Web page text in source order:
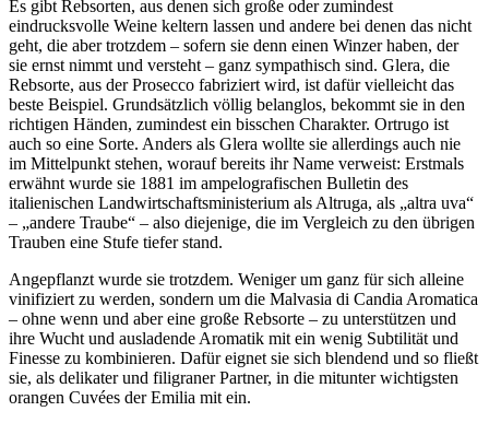
Es gibt Rebsorten, aus denen sich große oder zumindest
eindrucksvolle Weine keltern lassen und andere bei denen das nicht
geht, die aber trotzdem – sofern sie denn einen Winzer haben, der
sie ernst nimmt und versteht – ganz sympathisch sind. Glera, die
Rebsorte, aus der Prosecco fabriziert wird, ist dafür vielleicht das
beste Beispiel. Grundsätzlich völlig belanglos, bekommt sie in den
richtigen Händen, zumindest ein bisschen Charakter. Ortrugo ist
auch so eine Sorte. Anders als Glera wollte sie allerdings auch nie
im Mittelpunkt stehen, worauf bereits ihr Name verweist: Erstmals
erwähnt wurde sie 1881 im ampelografischen Bulletin des
italienischen Landwirtschaftsministerium als Altruga, als „altra uva“
– „andere Traube“ – also diejenige, die im Vergleich zu den übrigen
Trauben eine Stufe tiefer stand.
Angepflanzt wurde sie trotzdem. Weniger um ganz für sich alleine
vinifiziert zu werden, sondern um die Malvasia di Candia Aromatica
– ohne wenn und aber eine große Rebsorte – zu unterstützen und
ihre Wucht und ausladende Aromatik mit ein wenig Subtilität und
Finesse zu kombinieren. Dafür eignet sie sich blendend und so fließt
sie, als delikater und filigraner Partner, in die mitunter wichtigsten
orangen Cuvées der Emilia mit ein.